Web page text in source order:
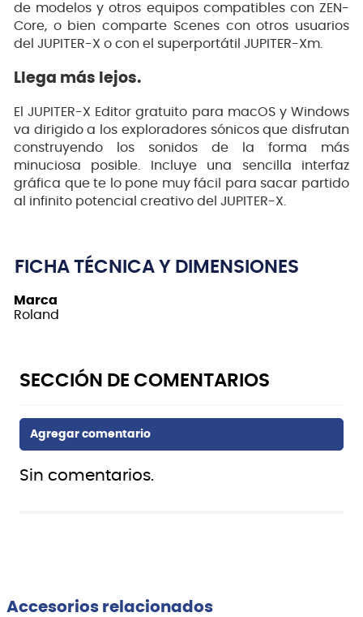
de modelos y otros equipos compatibles con ZEN-
Core, o bien comparte Scenes con otros usuarios
del JUPITER-X o con el superportátil JUPITER-Xm.
Llega más lejos.
El JUPITER-X Editor gratuito para macOS y Windows
va dirigido a los exploradores sónicos que disfrutan
construyendo los sonidos de la forma más
minuciosa posible. Incluye una sencilla interfaz
gráfica que te lo pone muy fácil para sacar partido
al infinito potencial creativo del JUPITER-X.
FICHA TÉCNICA Y DIMENSIONES
Marca
Roland
Sin comentarios.
Accesorios relacionados